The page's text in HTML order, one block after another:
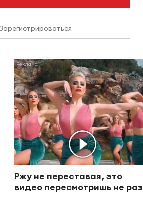
Ржу не переставая, это
видео пересмотришь не раз